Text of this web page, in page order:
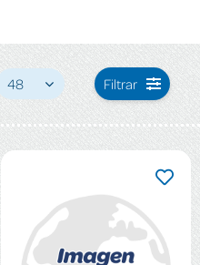
48 Filtrar